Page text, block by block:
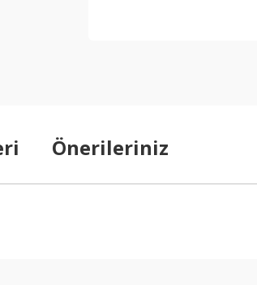
Önerileriniz